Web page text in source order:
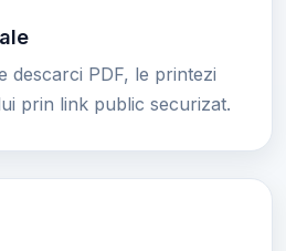
descarci PDF, le printezi
prin link public securizat.